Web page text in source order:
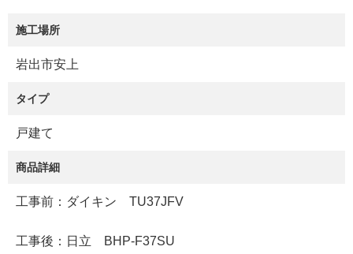
施工場所
岩出市安上
タイプ
戸建て
商品詳細
工事前：ダイキン TU37JFV
工事後：日立 BHP-F37SU